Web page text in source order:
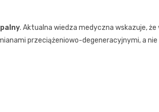
. Aktualna wiedza medyczna wskazuje, że
przeciążeniowo-degeneracyjnymi, a nie